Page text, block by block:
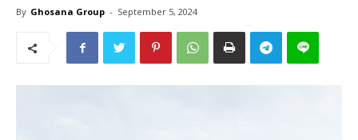
By Ghosana Group - September 5, 2024